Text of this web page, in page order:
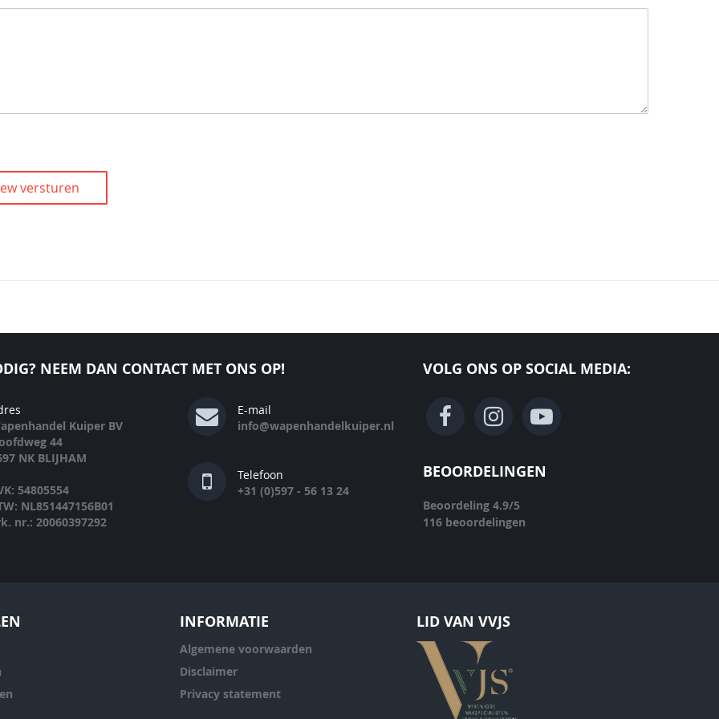
versturen
NEEM DAN CONTACT MET ONS OP!
Kuiper BV
44
NK BLIJHAM
54805554
NL851447156B01
nr.: 20060397292
E-mail
info@wapenhandelkuiper.nl
Telefoon
+31 (0)597 - 56 13 24
VOLG ONS OP SOCIAL MEDIA:
BEOORDELINGEN
Beoordeling 4.9/5
116 beoordelingen
INFORMATIE
Algemene voorwaarden
Disclaimer
Privacy statement
LID VAN VVJS